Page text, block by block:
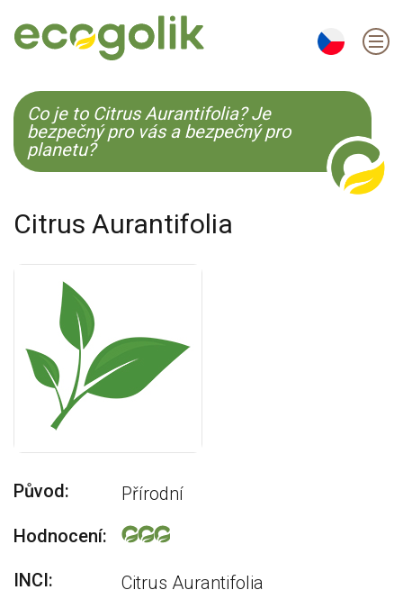
EN ES KO
Co je to Citrus Aurantifolia? Je
bezpečný pro vás a bezpečný pro
planetu?
Citrus Aurantifolia
Původ:
Přírodní
Hodnocení:
INCI:
Citrus Aurantifolia